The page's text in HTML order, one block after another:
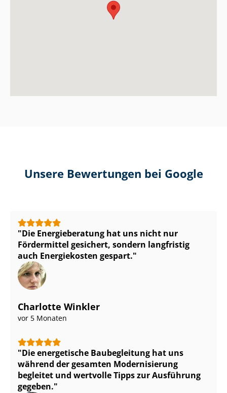
Unsere Bewertungen bei Google
Die Energieberatung hat uns nicht nur
Fördermittel gesichert, sondern langfristig
auch Energiekosten gespart.
Charlotte Winkler
vor 5 Monaten
Die energetische Baubegleitung hat uns
während der gesamten Modernisierung
begleitet und wertvolle Tipps zur Ausführung
gegeben.